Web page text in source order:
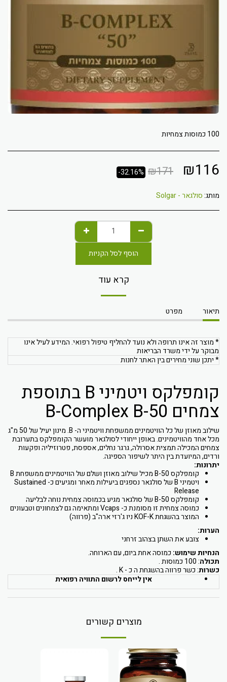
100 כמוסות צמחיות
₪116
₪171
-32.16%
מותג:סולגאר - Solgar
הוסף לסל הקניות
קרא עוד
תיאור מפרט
* מוצר זה אינו תרופה ולא נועד להחליף טיפול רפואי. המידע לעיל אינו
מבוקר על ידי משרד הבריאות
* יתכן שוני מחירים בין האתר לחנות
קומפלקס ויטמיני B בתוספת
צמחים B-Complex B-50
שילוב מאוזן של כל הוויטמינים ממשפחת וויטמיני ה- B. מינון יעיל של 50 מ"ג
מכל אחד מהוויטמינים. באופן ייחודי לסולגאר מועשר הקומפלקס בתערובת
צמחים המכילה תמצית אסרולה, גרגר נחלים, אספסת, פטרוזיליה ופקעות
ורדים, המיועדת בין היתר לשיפור הספיגה.
יתרונות:
קומפלקס B-50 מכיל שילוב מאוזן ושלם של הוויטמינים ממשפחת B
ויטמיני B של סולגאר נספגים ביעילות מאחר ומגיעים כ- Sustained
Release
קומפלקס B-50 של סולגאר מגיע בכמוסה צמחית נוחה לבליעה
כמוסה צמחית זו מסומנת כ- Vcaps ומתאימה גם לצמחונים וטבעונים
המוצר בהשגחת KOF-K ניו ג'רזי ארה"ב (פרווה)
הערות:
צובע את השתן בצהוב זרחני
הנחיות שימוש: כמוסה אחת ביום, עם הארוחה.
תכולה: 100 כמוסות .
כשרות: כשר פרווה בהשגחת ה כ - K .
אין לייחס לרשום התוויה רפואית
מוצרים קשורים